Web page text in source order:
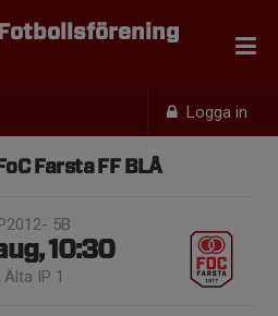
Logga in
Fotbollsförening
Farsta FF BLÅ
5B
10:30
Älta IP 1